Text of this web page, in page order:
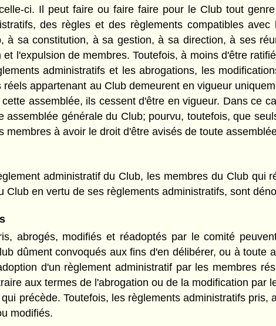
ci. Il peut faire ou faire faire pour le Club tout
des règles et des règlements compatibles
à sa constitution, à sa gestion, à sa direction, à ses
l'expulsion de membres. Toutefois, à moins d'être
administratifs et les abrogations, les
appartenant au Club demeurent en vigueur
assemblée, ils cessent d'être en vigueur. Dans ce
assemblée générale du Club; pourvu, toutefois, que
à avoir le droit d'être avisés de toute
administratif du Club, les membres du Club qui
en vertu de ses règlements administratifs, sont
abrogés, modifiés et réadoptés par le comité
dûment convoqués aux fins d'en délibérer, ou à toute
d'un règlement administratif par les membres
aux termes de l'abrogation ou de la modification par
précède. Toutefois, les règlements administratifs
modifiés.